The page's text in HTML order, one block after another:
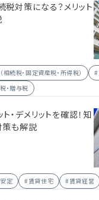
税対策になる？メリット
相続税・固定資産税・所得税）
・贈与税
・デメリットを確認！知
策も解説
定 #賃貸住宅 #賃貸経営